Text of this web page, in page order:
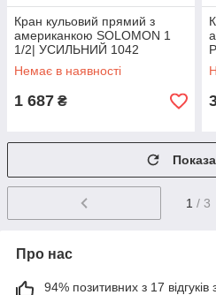
Кран кульовий прямий з
американкою SOLOMON 1
1/2| УСИЛЬНИЙ 1042
Немає в наявності
1 687 ₴
1 / 3
Про нас
94% позитивних з 17 відгуків